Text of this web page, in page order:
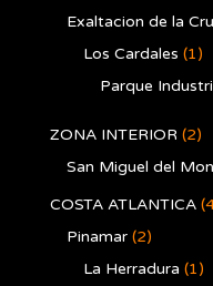
Exaltacion de la
Los Cardales (1)
Parque
ZONA INTERIOR (2)
San Miguel del
COSTA ATLANTICA
Pinamar (2)
La Herradura (1)